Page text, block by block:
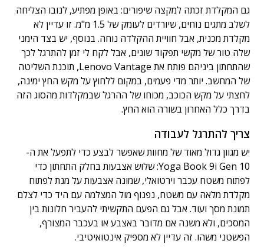
גם המקלדת זכתה למקצה שיפורים: באופן מפתיע, לנובו הצליחה
לשלב מתגים נוחים, שיורדים לעומק של 1.5 מ"מ. זו עדיין לא
מקלדת מכנית, אבל חוויית ההקלדה נוחה. בנוסף, יש בצד הימני
שלה טור של מקשי תפקוד שונים, אבל לקח לי זמן להתרגל לכך
שהתחתון ביניהם פותח את Lenovo Vantage, תוכנת השליטה
של המחשב. יותר מדי פעמים, במקום ללחוץ על מקש החץ ימינה,
לחצתי על מקש הכוכב, מכוחו של ההרגל שבמקלדות מהסוג הזה
בדרך כלל האחרון בשורה הוא החץ.
צריך להתרגל לעבודה
יש מגוון גדול מאוד של מחוות שאפשר לבצע כדי לתפעל את ה-
Yoga Book 9i Gen 10: שלוש אצבעות בחלק התחתון כדי
לפתוח משטח עכבר וירטואלי, שמונה אצבעות על מנת לפתוח
מקלדת מלאה עם משטח, נפנוף מול המצלמה עם היד כדי לצלם
תמונת מסך ועוד. אבל גם הפעם התקשיתי להעביר חלונות בין
המסכים, ולא משנה אם מדובר באצבע או בעכבר המצורף,
הפשטני משהו. זה עדיין לא מספיק אינטואיטיבי.